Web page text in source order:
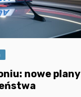
nowe plany